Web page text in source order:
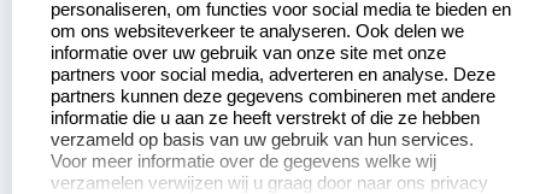
Verzending
Wederverkoper
worden
Sale
Retourneren
Herroepingsrecht
personaliseren, om functies voor social media te bieden en
om ons websiteverkeer te analyseren. Ook delen we
informatie over uw gebruik van onze site met onze
partners voor social media, adverteren en analyse. Deze
partners kunnen deze gegevens combineren met andere
informatie die u aan ze heeft verstrekt of die ze hebben
verzameld op basis van uw gebruik van hun services.
Voor meer informatie over de gegevens welke wij
verzamelen verwijzen wij u graag door naar ons privacy